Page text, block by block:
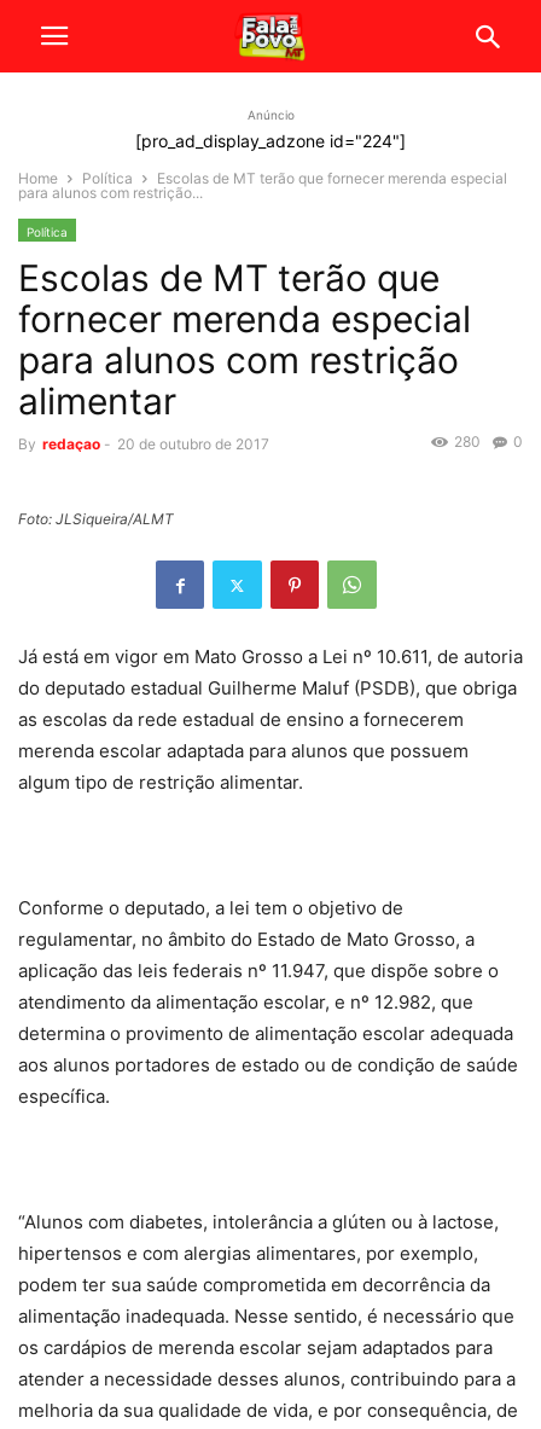
Anúncio
[pro_ad_display_adzone id="224"]
Home Política
Escolas de MT terão que fornecer merenda especial
para alunos com restrição...
Política
Escolas de MT terão que
fornecer merenda especial
para alunos com restrição
alimentar
By redaçao - 20 de outubro de 2017 0
280
Foto: JLSiqueira/ALMT
Já está em vigor em Mato Grosso a Lei nº 10.611, de autoria
do deputado estadual Guilherme Maluf (PSDB), que obriga
as escolas da rede estadual de ensino a fornecerem
merenda escolar adaptada para alunos que possuem
algum tipo de restrição alimentar.
Conforme o deputado, a lei tem o objetivo de
regulamentar, no âmbito do Estado de Mato Grosso, a
aplicação das leis federais nº 11.947, que dispõe sobre o
atendimento da alimentação escolar, e nº 12.982, que
determina o provimento de alimentação escolar adequada
aos alunos portadores de estado ou de condição de saúde
específica.
“Alunos com diabetes, intolerância a glúten ou à lactose,
hipertensos e com alergias alimentares, por exemplo,
podem ter sua saúde comprometida em decorrência da
alimentação inadequada. Nesse sentido, é necessário que
os cardápios de merenda escolar sejam adaptados para
atender a necessidade desses alunos, contribuindo para a
melhoria da sua qualidade de vida, e por consequência, de